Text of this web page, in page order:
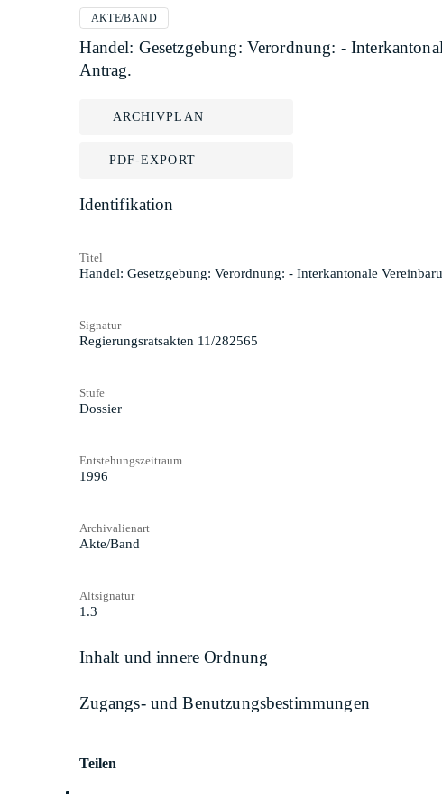
AKTE/BAND
Handel: Gesetzgebung: Verordnung: -
Antrag.
ARCHIVPLAN
PDF-EXPORT
Identifikation
Titel
Handel: Gesetzgebung: Verordnung: - Interkantonale
Signatur
Regierungsratsakten 11/282565
Stufe
Dossier
Entstehungszeitraum
1996
Archivalienart
Akte/Band
Altsignatur
1.3
Inhalt und innere Ordnung
Zugangs- und Benutzungsbestimmungen
Teilen